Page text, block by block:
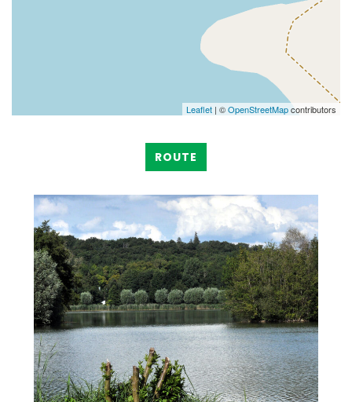
Leaflet | ©OpenStreetMapcontributors
ROUTE